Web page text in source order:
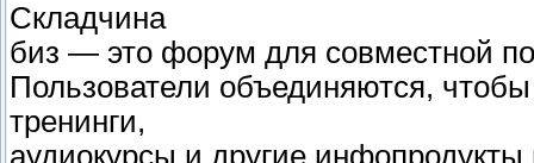
Складчина
биз — это форум для совместной
Пользователи объединяются,
тренинги,
аудиокурсы и другие